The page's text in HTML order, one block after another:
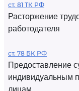
ст. 81 ТК РФ
Расторжение
работодателя
ст. 78 БК РФ
Предоставление
индивидуальным
лицам